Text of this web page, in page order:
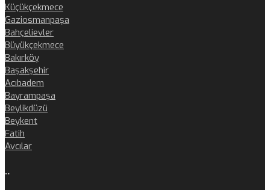
Küçükçekmece
Gaziosmanpaşa
Bahçelievler
Büyükçekmece
Bakırköy
Başakşehir
Acıbadem
Bayrampaşa
Beylikdüzü
Beykent
Fatih
Avcılar
..